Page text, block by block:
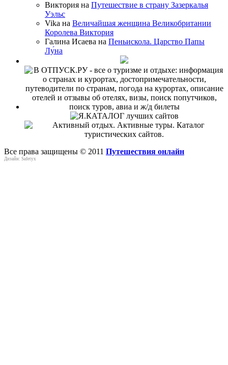
Виктория на Путешествие в страну Зазеркалья
Уэльс
Vika на Величайшая женщина Великобритании
Королева Виктория
Галина Исаева на Пеньискола. Царство Папы
Лу́на
Все права защищены © 2011 Путешествия онлайн
Дизайн: Safetyx